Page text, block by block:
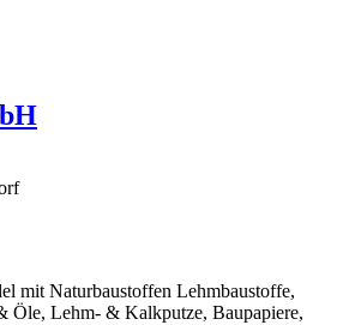
mit Naturbaustoffen Lehmbaustoffe,
Öle, Lehm- & Kalkputze, Baupapiere,